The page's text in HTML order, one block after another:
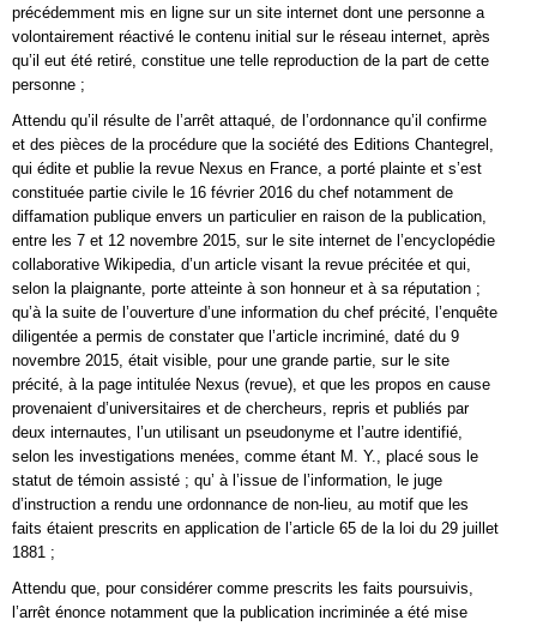
précédemment mis en ligne sur un site internet dont une personne a
volontairement réactivé le contenu initial sur le réseau internet, après
qu’il eut été retiré, constitue une telle reproduction de la part de cette
personne ;
Attendu qu’il résulte de l’arrêt attaqué, de l’ordonnance qu’il confirme
et des pièces de la procédure que la société des Editions Chantegrel,
qui édite et publie la revue Nexus en France, a porté plainte et s’est
constituée partie civile le 16 février 2016 du chef notamment de
diffamation publique envers un particulier en raison de la publication,
entre les 7 et 12 novembre 2015, sur le site internet de l’encyclopédie
collaborative Wikipedia, d’un article visant la revue précitée et qui,
selon la plaignante, porte atteinte à son honneur et à sa réputation ;
qu’à la suite de l’ouverture d’une information du chef précité, l’enquête
diligentée a permis de constater que l’article incriminé, daté du 9
novembre 2015, était visible, pour une grande partie, sur le site
précité, à la page intitulée Nexus (revue), et que les propos en cause
provenaient d’universitaires et de chercheurs, repris et publiés par
deux internautes, l’un utilisant un pseudonyme et l’autre identifié,
selon les investigations menées, comme étant M. Y., placé sous le
statut de témoin assisté ; qu’ à l’issue de l’information, le juge
d’instruction a rendu une ordonnance de non-lieu, au motif que les
faits étaient prescrits en application de l’article 65 de la loi du 29 juillet
1881 ;
Attendu que, pour considérer comme prescrits les faits poursuivis,
l’arrêt énonce notamment que la publication incriminée a été mise